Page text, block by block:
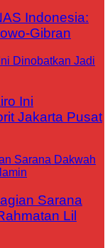
Indonesia:
Gibran
Ini
Jakarta Pusat
Sarana
Lil